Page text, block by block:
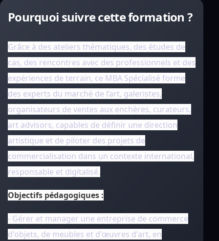
Pourquoi suivre cette formation ?
Grâce à des ateliers thématiques, des études de
cas, des rencontres avec des professionnels et des
expériences de terrain, ce MBA Spécialisé forme
des experts du marché de l’art, galeristes,
organisateurs de ventes aux enchères, curateurs,
art advisors, capables de définir une direction
artistique et de piloter des projets de
commercialisation dans un contexte international,
responsable et digitalisé.
Objectifs pédagogiques :
- Gérer et manager une entreprise de commerce
d'objets, de meubles et d'œuvres d'art, en